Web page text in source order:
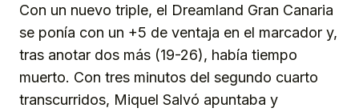
Con un nuevo triple, el Dreamland Gran Canaria
se ponía con un +5 de ventaja en el marcador y,
tras anotar dos más (19-26), había tiempo
muerto. Con tres minutos del segundo cuarto
transcurridos, Miquel Salvó apuntaba y